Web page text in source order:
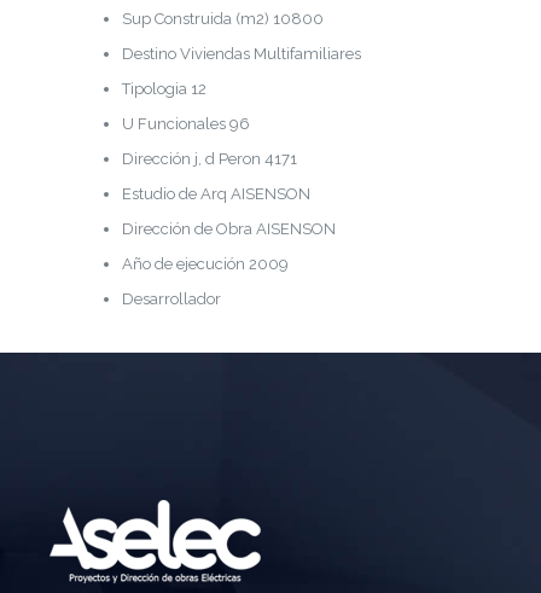
Sup Construida (m2) 10800
Destino Viviendas Multifamiliares
Tipologia 12
U Funcionales 96
Dirección j, d Peron 4171
Estudio de Arq AISENSON
Dirección de Obra AISENSON
Año de ejecución 2009
Desarrollador